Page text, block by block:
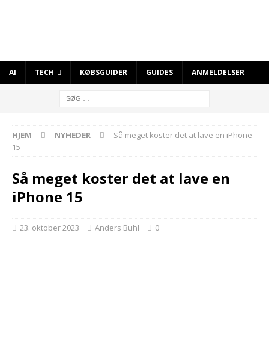
AI TECH KØBSGUIDER GUIDES ANMELDELSER
HJEM NYHEDER
Så meget koster det at lave en iPhone
15
Så meget koster det at lave en
iPhone 15
23. oktober 2023 Anders Buhl 0